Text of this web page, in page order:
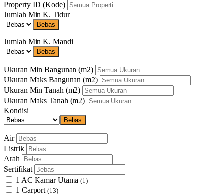
Property ID (Kode)
Jumlah Min K. Tidur
Bebas
Jumlah Min K. Mandi
Bebas
Ukuran Min Bangunan (m2)
Ukuran Maks Bangunan (m2)
Ukuran Min Tanah (m2)
Ukuran Maks Tanah (m2)
Kondisi
Bebas
Air
Listrik
Arah
Sertifikat
1 AC Kamar Utama (1)
1 Carport (13)